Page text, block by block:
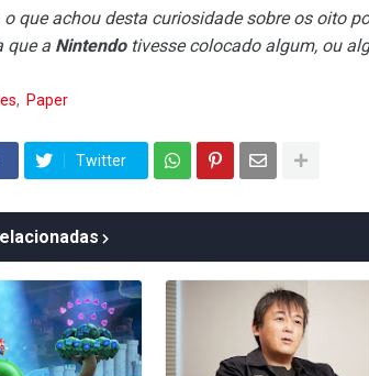
o que achou desta curiosidade sobre os oito
que a Nintendotivesse colocado algum, ou
Paper
Twitter